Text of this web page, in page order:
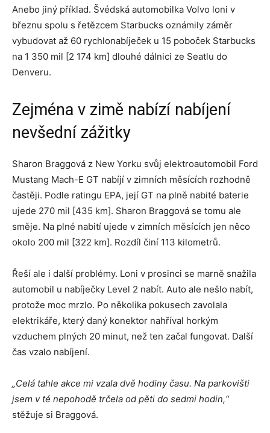
Anebo jiný příklad. Švédská automobilka Volvo loni v
březnu spolu s řetězcem Starbucks oznámily záměr
vybudovat až 60 rychlonabíječek u 15 poboček Starbucks
na 1 350 mil [2 174 km] dlouhé dálnici ze Seatlu do
Denveru.
Zejména v zimě nabízí nabíjení
nevšední zážitky
Sharon Braggová z New Yorku svůj elektroautomobil Ford
Mustang Mach-E GT nabíjí v zimních měsících rozhodně
častěji. Podle ratingu EPA, její GT na plně nabité baterie
ujede 270 mil [435 km]. Sharon Braggová se tomu ale
směje. Na plné nabití ujede v zimních měsících jen něco
okolo 200 mil [322 km]. Rozdíl činí 113 kilometrů.
Řeší ale i další problémy. Loni v prosinci se marně snažila
automobil u nabíječky Level 2 nabít. Auto ale nešlo nabít,
protože moc mrzlo. Po několika pokusech zavolala
elektrikáře, který daný konektor nahříval horkým
vzduchem plných 20 minut, než ten začal fungovat. Další
čas vzalo nabíjení.
„Celá tahle akce mi vzala dvě hodiny času. Na parkovišti
jsem v té nepohodě trčela od pěti do sedmi hodin,“
stěžuje si Braggová.